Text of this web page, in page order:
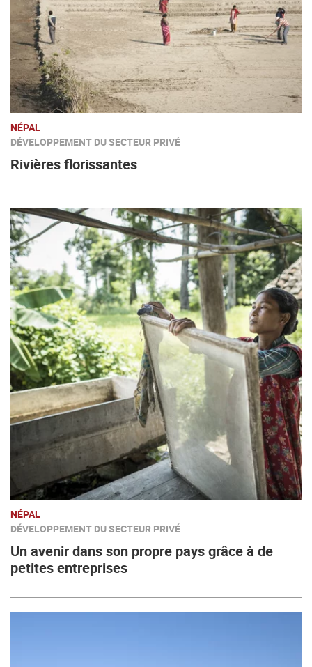
NÉPAL
DÉVELOPPEMENT DU SECTEUR PRIVÉ
Rivières florissantes
NÉPAL
DÉVELOPPEMENT DU SECTEUR PRIVÉ
Un avenir dans son propre pays grâce à de
petites entreprises